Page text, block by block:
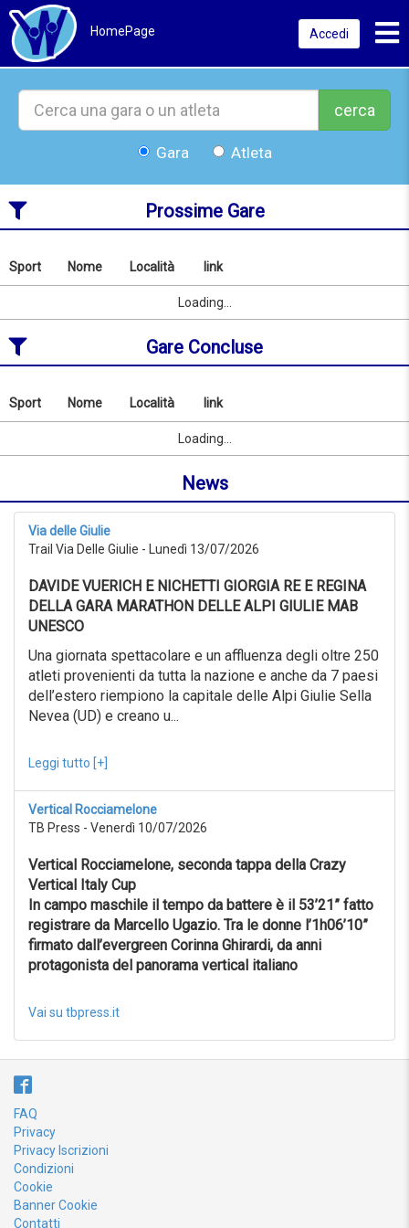
HomePage Accedi
cerca
Gara Atleta
Prossime Gare
Cerca
località
08/08/2026
al
da
999KM
ricerca
avanzata
Resetta
Sport Nome Località
link
link
Loading...
Gare Concluse
Cerca
dal
08/07/2026
ricerca
avanzata
Sport
Resetta
Sport Nome Località
link
link
Loading...
News
Via delle Giulie
Trail Via Delle Giulie - Lunedì 13/07/2026
DAVIDE VUERICH E NICHETTI GIORGIA RE E REGINA
DELLA GARA MARATHON DELLE ALPI GIULIE MAB
UNESCO
Una giornata spettacolare e un affluenza degli oltre 250
atleti provenienti da tutta la nazione e anche da 7 paesi
dell’estero riempiono la capitale delle Alpi Giulie Sella
Nevea (UD) e creano u...
Leggi tutto [+]
Vertical Rocciamelone
TB Press - Venerdì 10/07/2026
Vertical Rocciamelone, seconda tappa della Crazy
Vertical Italy Cup
In campo maschile il tempo da battere è il 53’21” fatto
registrare da Marcello Ugazio. Tra le donne l’1h06’10”
firmato dall’evergreen Corinna Ghirardi, da anni
protagonista del panorama vertical italiano
Vai su tbpress.it
FAQ
Privacy
Privacy Iscrizioni
Condizioni
Cookie
Banner Cookie
Contatti